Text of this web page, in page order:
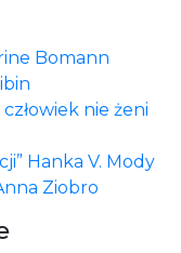
Bomann
człowiek nie żeni
Hanka V. Mody
Ziobro